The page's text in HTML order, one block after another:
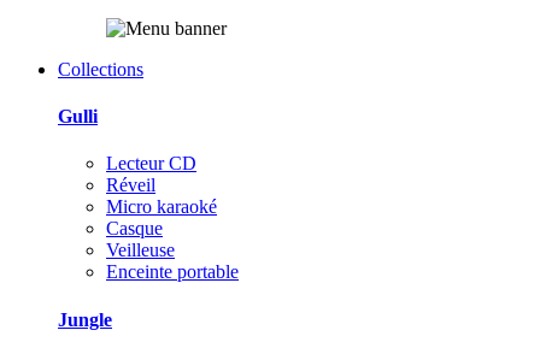
Collections
Gulli
Lecteur CD
Réveil
Micro karaoké
Casque
Veilleuse
Enceinte portable
Jungle